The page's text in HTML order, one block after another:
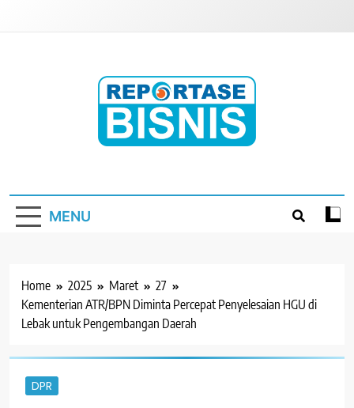
MENU
Home 2025 Maret
27
Kementerian ATR/BPN Diminta Percepat Penyelesaian HGU di
Lebak untuk Pengembangan Daerah
DPR